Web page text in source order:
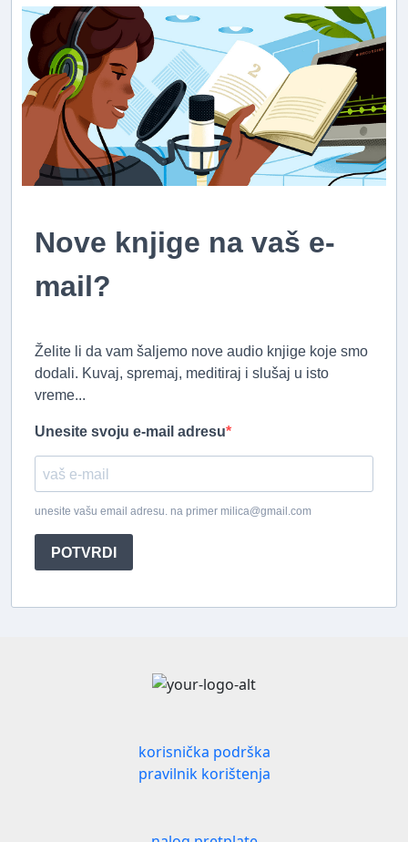
Nove knjige na vaš e-
mail?
Želite li da vam šaljemo nove audio knjige koje smo
dodali. Kuvaj, spremaj, meditiraj i slušaj u isto
vreme...
Unesite svoju e-mail adresu
unesite vašu email adresu. na primer milica@gmail.com
POTVRDI
korisnička podrška
pravilnik korištenja